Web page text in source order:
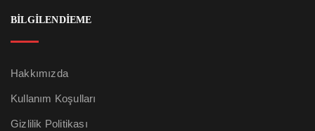
BİLGİLENDİEME
Hakkımızda
Kullanım Koşulları
Gizlilik Politikası